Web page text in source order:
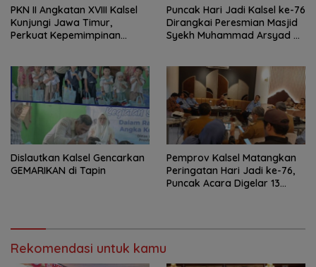
PKN II Angkatan XVIII Kalsel
Kunjungi Jawa Timur,
Perkuat Kepemimpinan
Puncak Hari Jadi Kalsel ke-76
Dirangkai Peresmian Masjid
Syekh Muhammad Arsyad Al
Dislautkan Kalsel Gencarkan
GEMARIKAN di Tapin
Pemprov Kalsel Matangkan
Peringatan Hari Jadi ke-76,
Puncak Acara Digelar 13
Rekomendasi untuk kamu